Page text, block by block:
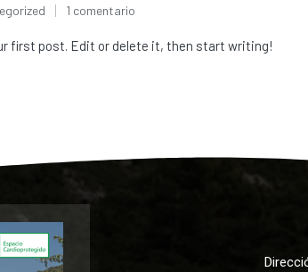
1 comentario
first post. Edit or delete it, then start writing!